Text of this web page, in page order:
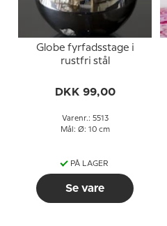
Globe fyrfadsstage i
rustfri stål
DKK 99,00
Varenr.: 5513
Mål: Ø: 10 cm
PÅ LAGER
Se vare